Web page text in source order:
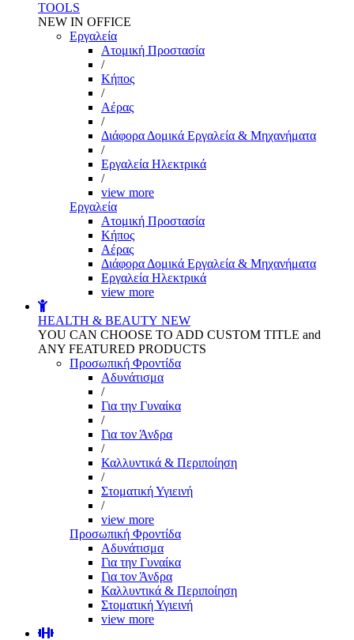
TOOLS
NEW IN OFFICE
Εργαλεία
Aτομική Προστασία
/
Kήπος
/
Αέρας
/
Διάφορα Δομικά Εργαλεία & Μηχανήματα
/
Εργαλεία Ηλεκτρικά
/
view more
Εργαλεία
Aτομική Προστασία
Kήπος
Αέρας
Διάφορα Δομικά Εργαλεία & Μηχανήματα
Εργαλεία Ηλεκτρικά
view more
HEALTH & BEAUTY NEW
YOU CAN CHOOSE TO ADD CUSTOM TITLE and
ANY FEATURED PRODUCTS
Προσωπική Φροντίδα
Αδυνάτισμα
/
Για την Γυναίκα
/
Για τον Άνδρα
/
Καλλυντικά & Περιποίηση
/
Στοματική Υγιεινή
/
view more
Προσωπική Φροντίδα
Αδυνάτισμα
Για την Γυναίκα
Για τον Άνδρα
Καλλυντικά & Περιποίηση
Στοματική Υγιεινή
view more